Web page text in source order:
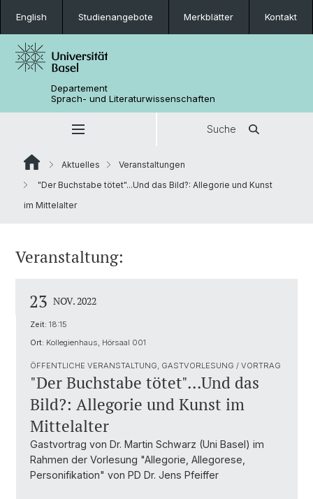
English Studienangebote Merkblätter Kontakt
Departement
Sprach- und Literaturwissenschaften
Suche
Aktuelles
Veranstaltungen
"Der Buchstabe tötet"...Und das Bild?: Allegorie und Kunst
im Mittelalter
Veranstaltung:
23 NOV. 2022
Zeit: 18:15
Ort: Kollegienhaus, Hörsaal 001
ÖFFENTLICHE VERANSTALTUNG, GASTVORLESUNG / VORTRAG
"Der Buchstabe tötet"...Und das
Bild?: Allegorie und Kunst im
Mittelalter
Gastvortrag von Dr. Martin Schwarz (Uni Basel) im
Rahmen der Vorlesung "Allegorie, Allegorese,
Personifikation" von PD Dr. Jens Pfeiffer